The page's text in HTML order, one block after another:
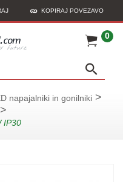
KOPIRAJ POVEZAVO
0
napajalniki in gonilniki >
>
IP30